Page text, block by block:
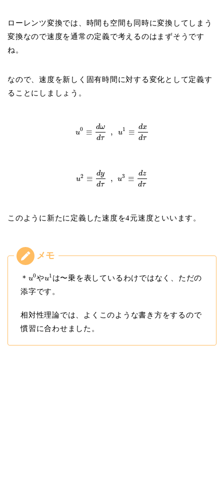
ローレンツ変換では、時間も空間も同時に変換してしまう
変換なので速度を通常の定義で考えるのはまずそうです
ね。
なので、速度を新しく固有時間に対する変化として定義す
ることにしましょう。
u0 ≡
dω
dτ
, u1 ≡
dx
dτ
u2 ≡
dy
dτ
, u3 ≡
dz
dτ
このように新たに定義した速度を4元速度といいます。
＊ u0やu1 は〜乗を表しているわけではなく、ただの
添字です。
相対性理論では、よくこのような書き方をするので
慣習に合わせました。